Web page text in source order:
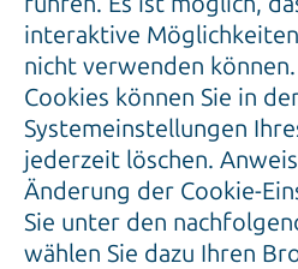
interaktive
nicht verwenden
Cookies können Sie in
Systemeinstellungen
jederzeit löschen.
Änderung der Cookie-
Sie unter den
wählen Sie dazu Ihren